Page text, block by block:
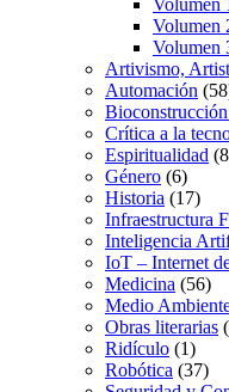
Volumen
Volumen
Volumen
Artivismo,
Automación
Crítica a la
Espiritualidad
Género (6)
Historia (17)
Infraestructura
Inteligencia
IoT – Internet
Medicina (56)
Medio
Obras literarias
Ridículo (1)
Robótica (37)